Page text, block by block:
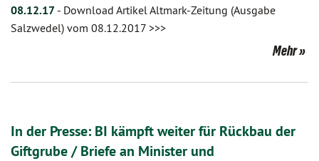
08.12.17 - Download Artikel Altmark-Zeitung (Ausgabe
Salzwedel) vom 08.12.2017 >>>
Mehr
In der Presse: BI kämpft weiter für Rückbau der
Giftgrube / Briefe an Minister und